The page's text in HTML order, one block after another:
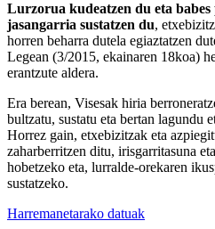
Lurzorua kudeatzen du eta
jasangarria sustatzen du,
horren beharra dutela egiaztatzen
Legean (3/2015, ekainaren 18koa)
erantzute aldera.
Era berean, Visesak hiria
bultzatu, sustatu eta bertan lagundu
Horrez gain, etxebizitzak eta
zaharberritzen ditu, irisgarritasuna
hobetzeko eta, lurralde-orekaren
sustatzeko.
Harremanetarako datuak